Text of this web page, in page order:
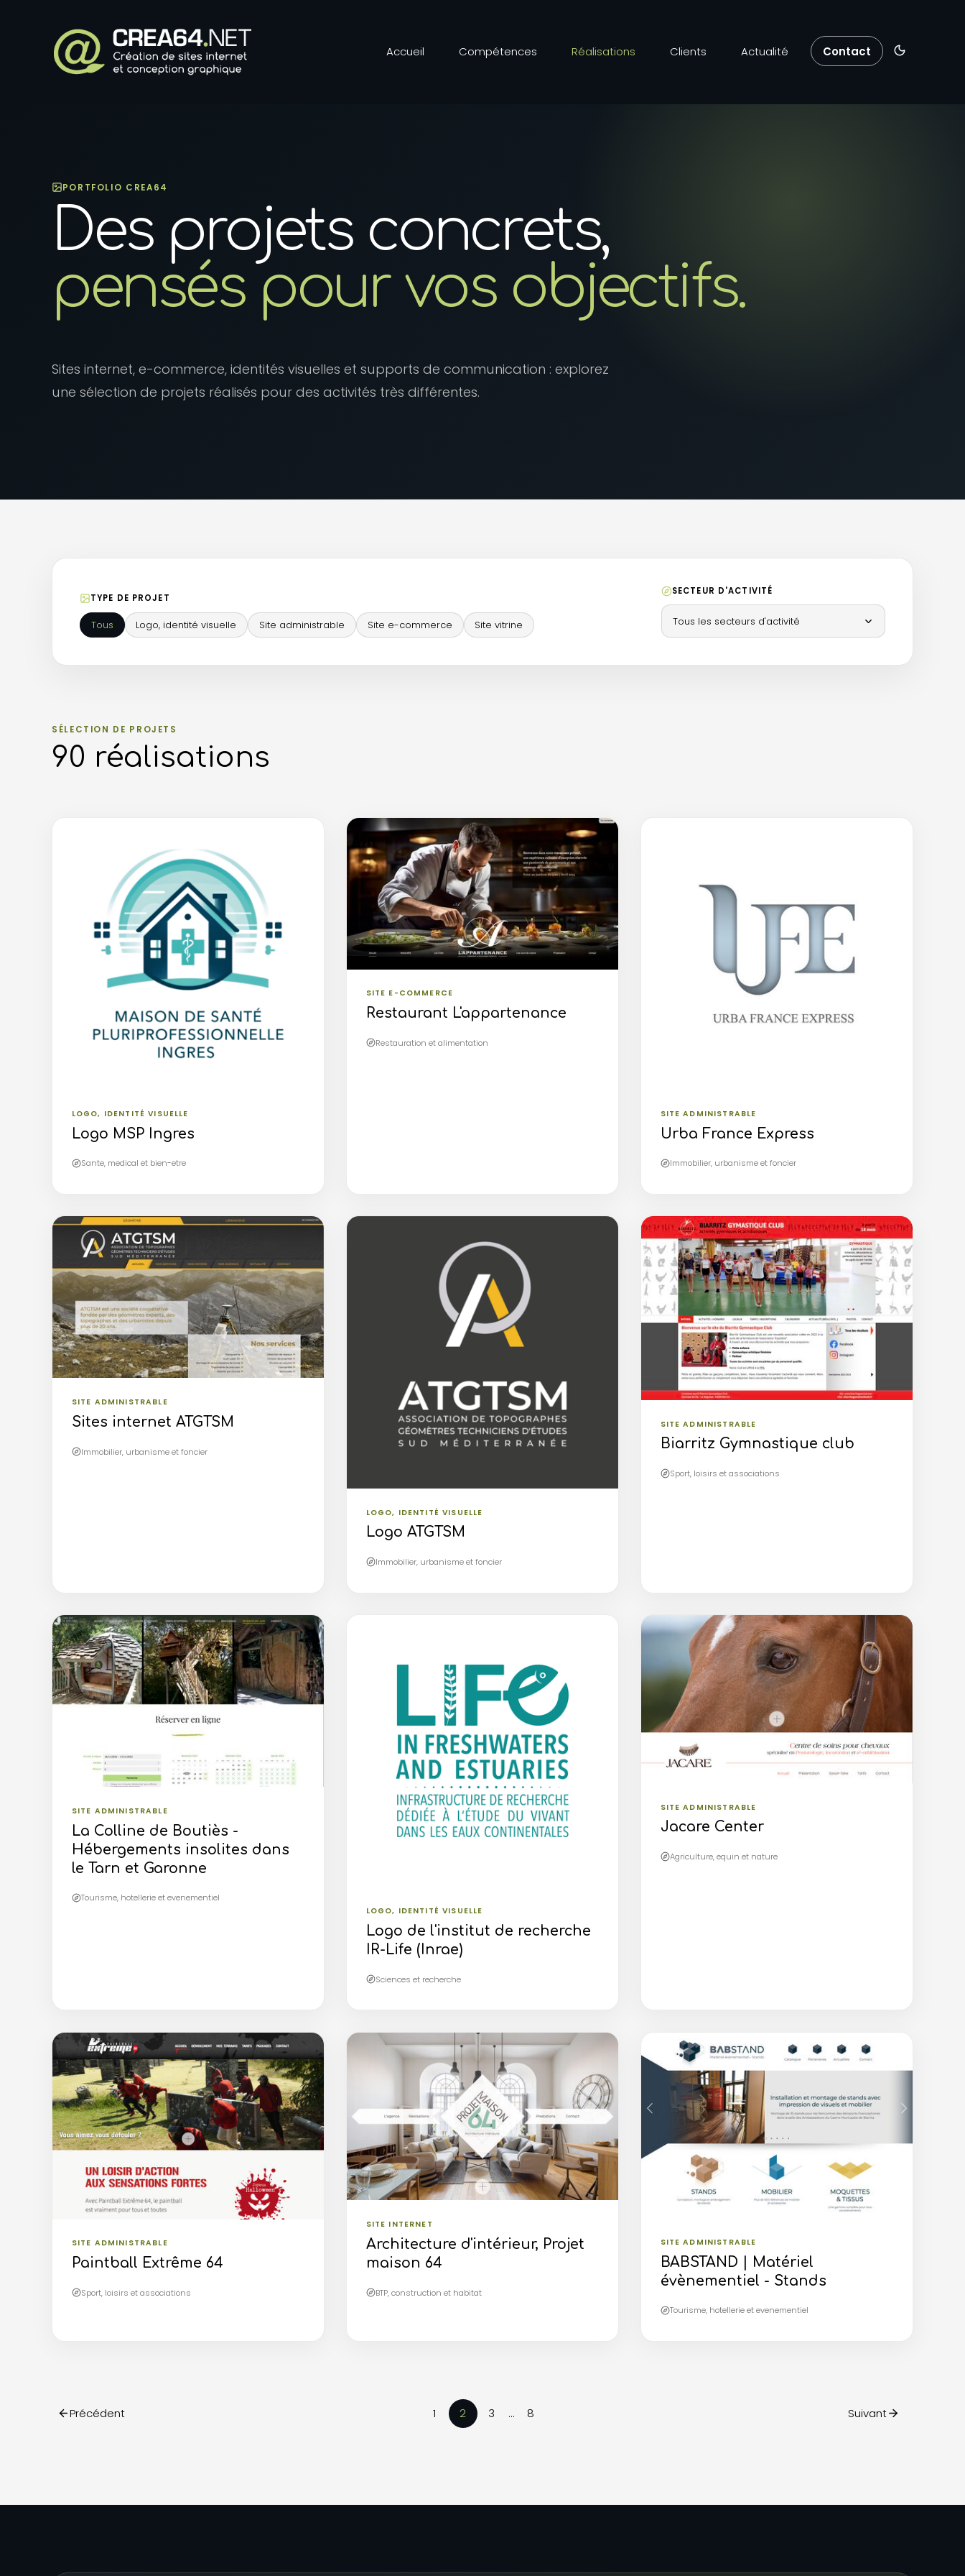
Accueil Compétences Réalisations Clients Actualité Contact
PORTFOLIO CREA64
Des projets concrets,
pensés pour vos objectifs.
Sites internet, e-commerce, identités visuelles et supports de communication : explorez
une sélection de projets réalisés pour des activités très différentes.
TYPE DE PROJET
Tous Logo, identité visuelle Site administrable Site e-commerce Site vitrine
SECTEUR D'ACTIVITÉ
Tous les secteurs d'activité
SÉLECTION DE PROJETS
90 réalisations
LOGO, IDENTITÉ VISUELLE
Logo MSP Ingres
Sante, medical et bien-etre
SITE E-COMMERCE
Restaurant L'appartenance
Restauration et alimentation
SITE ADMINISTRABLE
Urba France Express
Immobilier, urbanisme et foncier
SITE ADMINISTRABLE
Sites internet ATGTSM
Immobilier, urbanisme et foncier
LOGO, IDENTITÉ VISUELLE
Logo ATGTSM
Immobilier, urbanisme et foncier
SITE ADMINISTRABLE
Biarritz Gymnastique club
Sport, loisirs et associations
SITE ADMINISTRABLE
La Colline de Boutiès -
Hébergements insolites dans
le Tarn et Garonne
Tourisme, hotellerie et evenementiel
LOGO, IDENTITÉ VISUELLE
Logo de l'institut de recherche
IR-Life (Inrae)
Sciences et recherche
SITE ADMINISTRABLE
Jacare Center
Agriculture, equin et nature
SITE ADMINISTRABLE
Paintball Extrême 64
Sport, loisirs et associations
SITE INTERNET
Architecture d'intérieur, Projet
maison 64
BTP, construction et habitat
SITE ADMINISTRABLE
BABSTAND | Matériel
évènementiel - Stands
Tourisme, hotellerie et evenementiel
Précédent 1 2 3 … 8 Suivant